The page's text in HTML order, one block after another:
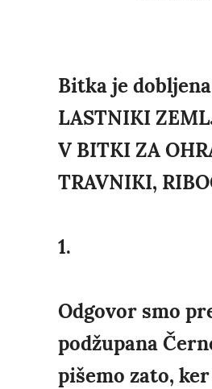
Bitka je
LASTNIKI
V BITKI ZA
TRAVNIKI,
1.
Odgovor smo
podžupana
pišemo zato,